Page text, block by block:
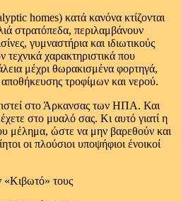
homes) κατά κανόνα κτίζονται
στρατόπεδα, περιλαμβάνουν
γυμναστήρια και ιδιωτικούς
τεχνικά χαρακτηριστικά που
μέχρι θωρακισμένα φορτηγά,
τροφίμων και νερού.
στο Άρκανσας των ΗΠΑ. Και
στο μυαλό σας. Κι αυτό γιατί η
μέλημα, ώστε να μην βαρεθούν και
οι πλούσιοι υποψήφιοι ένοικοί